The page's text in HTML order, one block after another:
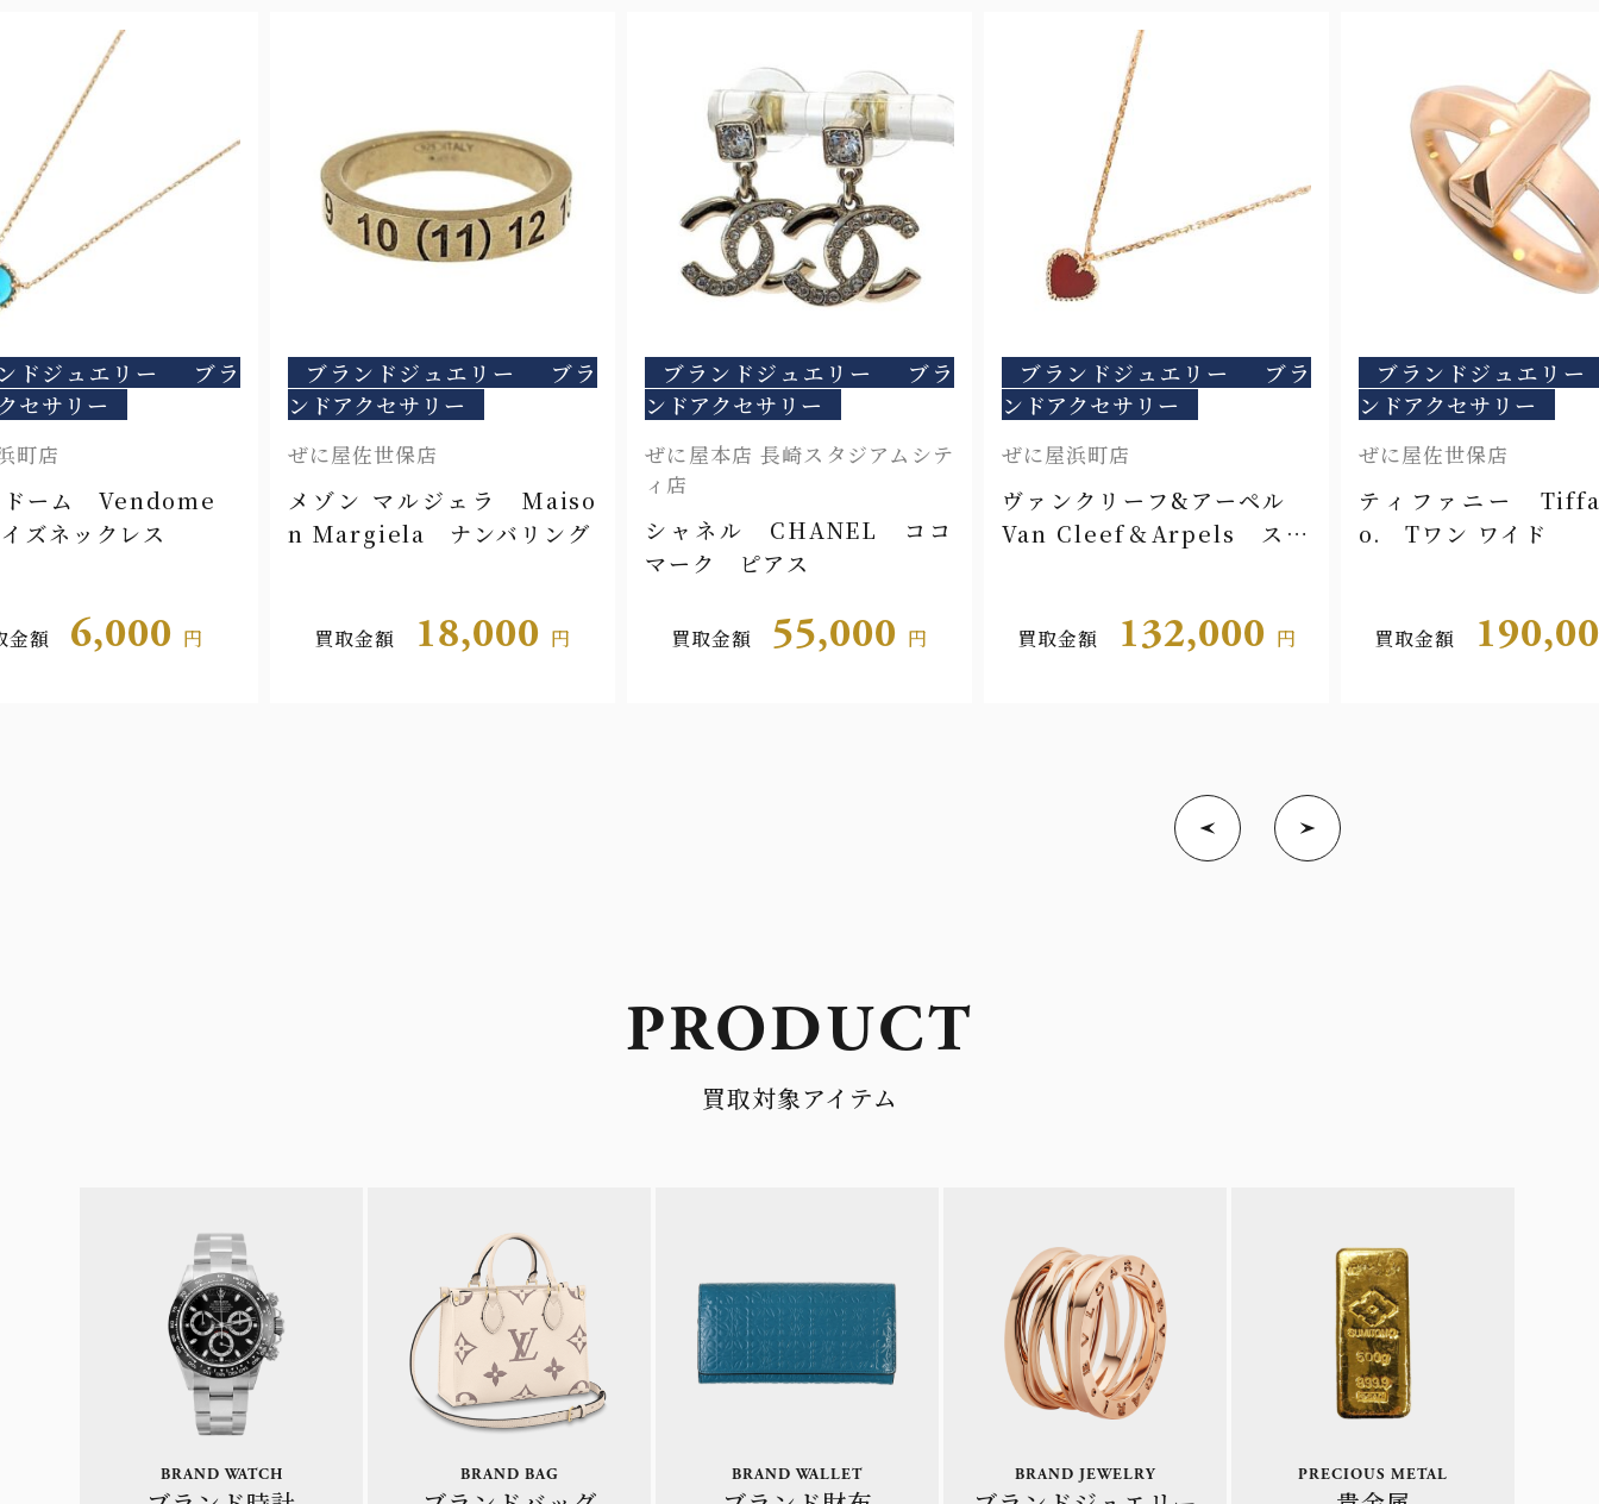
ドジュエリー
ブラ
セサリー
町店
ドーム Vendome
ズネックレス
金額 6,000 円
ブランドジュエリー
ブラ
ンドアクセサリー
ぜに屋佐世保店
メゾン マルジェラ Maiso
n Margiela ナンバリング
買取金額 18,000 円
ブランドジュエリー
ブラ
ンドアクセサリー
ぜに屋本店 長崎スタジアムシテ
ィ店
シャネル CHANEL ココ
マーク ピアス
買取金額 55,000 円
ブランドジュエリー
ブラ
ンドアクセサリー
ぜに屋浜町店
ヴァンクリーフ&アーペル
Van Cleef＆Arpels スウ
買取金額 132,000 円
ブランドジュエリー
ンドアクセサリー
ぜに屋佐世保店
ティファニー
o. Tワン ワイド
買取金額
PRODUCT
買取対象アイテム
BRAND WATCH BRAND BAG BRAND WALLET BRAND JEWELRY PRECIOUS METAL